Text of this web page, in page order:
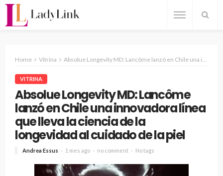
Home Vitrina Absolue Longevity MD: Lancôme lanzó en Chile una innovadora línea que lleva la ciencia de la longevidad al cuidado de la piel
VITRINA
Absolue Longevity MD: Lancôme
lanzó en Chile una innovadora línea
que lleva la ciencia de la
longevidad al cuidado de la piel
Andrea Essus 1 mes ago no comment No tags